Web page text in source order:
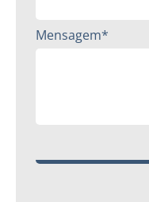
Mensagem*